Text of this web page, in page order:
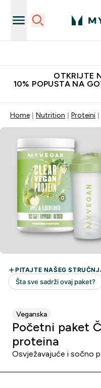
OTKRIJTE
10% POPUSTA NA
Home Nutrition Proteini
Veganska
Početni paket
proteina
Osvježavajuće i sočno